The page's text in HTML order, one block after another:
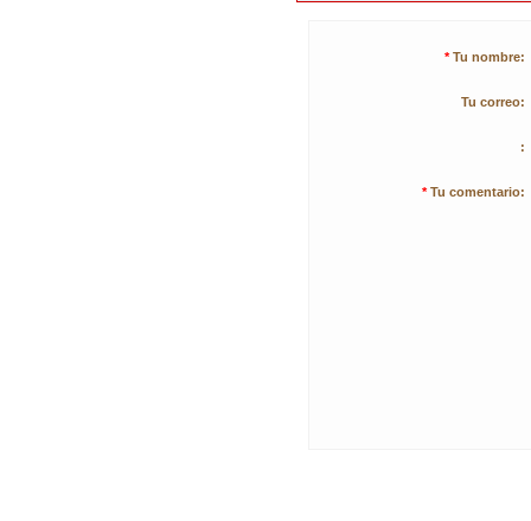
* Tu nombre:
Tu correo:
:
* Tu comentario: